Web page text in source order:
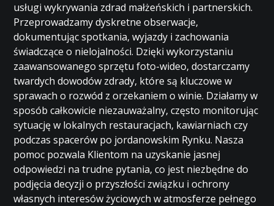
usługi wykrywania zdrad małżeńskich i partnerskich.
Przeprowadzamy dyskretne obserwacje,
dokumentując spotkania, wyjazdy i zachowania
świadczące o nielojalności. Dzięki wykorzystaniu
zaawansowanego sprzętu foto-wideo, dostarczamy
twardych dowodów zdrady, które są kluczowe w
sprawach o rozwód z orzekaniem o winie. Działamy w
sposób całkowicie niezauważalny, często monitorując
sytuację w lokalnych restauracjach, kawiarniach czy
podczas spacerów po jordanowskim Rynku. Nasza
pomoc pozwala Klientom na uzyskanie jasnej
odpowiedzi na trudne pytania, co jest niezbędne do
podjęcia decyzji o przyszłości związku i ochrony
własnych interesów życiowych w atmosferze pełnego